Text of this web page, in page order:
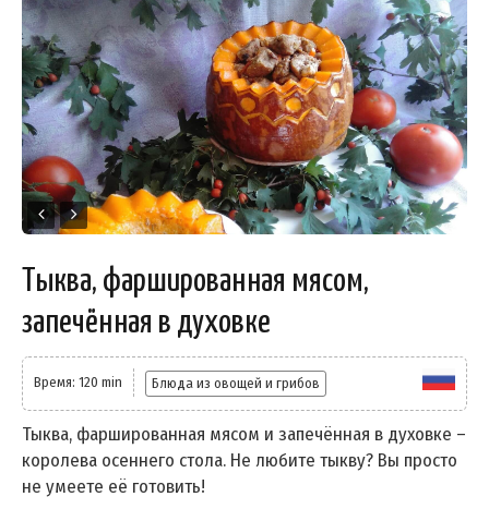
Тыква, фаршированная мясом,
запечённая в духовке
Время: 120 min Блюда из овощей и грибов
Тыква, фаршированная мясом и запечённая в духовке –
королева осеннего стола. Не любите тыкву? Вы просто
не умеете её готовить!